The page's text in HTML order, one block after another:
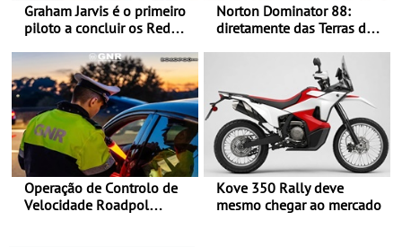
Graham Jarvis é o primeiro
piloto a concluir os Red
moto elétrica
Norton Dominator 88:
diretamente das Terras de
Operação de Controlo de
Velocidade Roadpol
Kove 350 Rally deve
mesmo chegar ao mercado